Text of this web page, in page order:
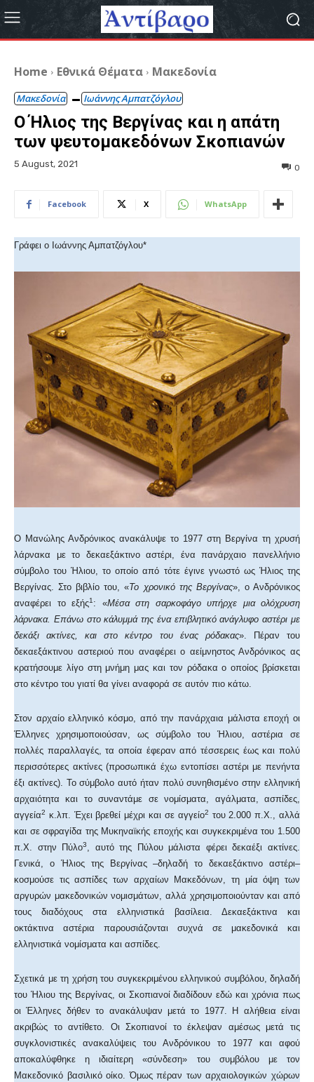
Home Εθνικά Θέματα Μακεδονία
Μακεδονία Ιωάννης Αμπατζόγλου
Ο Ήλιος της Βεργίνας και η απάτη
των ψευτομακεδόνων Σκοπιανών
5 August, 2021 0
Facebook X WhatsApp
Γράφει ο Ιωάννης Αμπατζόγλου*
Ο Μανώλης Ανδρόνικος ανακάλυψε το 1977 στη Βεργίνα τη χρυσή
λάρνακα με το δεκαεξάκτινο αστέρι, ένα πανάρχαιο πανελλήνιο
σύμβολο του Ήλιου, το οποίο από τότε έγινε γνωστό ως Ήλιος της
Βεργίνας. Στο βιβλίο του, «Το χρονικό της Βεργίνας», ο Ανδρόνικος
αναφέρει το εξής1 : «Μέσα στη σαρκοφάγο υπήρχε μια ολόχρυση
λάρνακα. Επάνω στο κάλυμμά της ένα επιβλητικό ανάγλυφο αστέρι με
δεκάξι ακτίνες, και στο κέντρο του ένας ρόδακας». Πέραν του
δεκαεξάκτινου αστεριού που αναφέρει ο αείμνηστος Ανδρόνικος ας
κρατήσουμε λίγο στη μνήμη μας και τον ρόδακα ο οποίος βρίσκεται
στο κέντρο του γιατί θα γίνει αναφορά σε αυτόν πιο κάτω.
Στον αρχαίο ελληνικό κόσμο, από την πανάρχαια μάλιστα εποχή οι
Έλληνες χρησιμοποιούσαν, ως σύμβολο του Ήλιου, αστέρια σε
πολλές παραλλαγές, τα οποία έφεραν από τέσσερεις έως και πολύ
περισσότερες ακτίνες (προσωπικά έχω εντοπίσει αστέρι με πενήντα
έξι ακτίνες). Το σύμβολο αυτό ήταν πολύ συνηθισμένο στην ελληνική
αρχαιότητα και το συναντάμε σε νομίσματα, αγάλματα, ασπίδες,
αγγεία2 κ.λπ. Έχει βρεθεί μέχρι και σε αγγείο2 του 2.000 π.Χ., αλλά
και σε σφραγίδα της Μυκηναϊκής εποχής και συγκεκριμένα του 1.500
π.Χ. στην Πύλο3
, αυτό της Πύλου μάλιστα φέρει δεκαέξι ακτίνες.
Γενικά, ο Ήλιος της Βεργίνας –δηλαδή το δεκαεξάκτινο αστέρι–
κοσμούσε τις ασπίδες των αρχαίων Μακεδόνων, τη μία όψη των
αργυρών μακεδονικών νομισμάτων, αλλά χρησιμοποιούνταν και από
τους διαδόχους στα ελληνιστικά βασίλεια. Δεκαεξάκτινα και
οκτάκτινα αστέρια παρουσιάζονται συχνά σε μακεδονικά και
ελληνιστικά νομίσματα και ασπίδες.
Σχετικά με τη χρήση του συγκεκριμένου ελληνικού συμβόλου, δηλαδή
του Ήλιου της Βεργίνας, οι Σκοπιανοί διαδίδουν εδώ και χρόνια πως
οι Έλληνες δήθεν το ανακάλυψαν μετά το 1977. Η αλήθεια είναι
ακριβώς το αντίθετο. Οι Σκοπιανοί το έκλεψαν αμέσως μετά τις
συγκλονιστικές ανακαλύψεις του Ανδρόνικου το 1977 και αφού
αποκαλύφθηκε η ιδιαίτερη «σύνδεση» του συμβόλου με τον
Μακεδονικό βασιλικό οίκο. Όμως πέραν των αρχαιολογικών χώρων